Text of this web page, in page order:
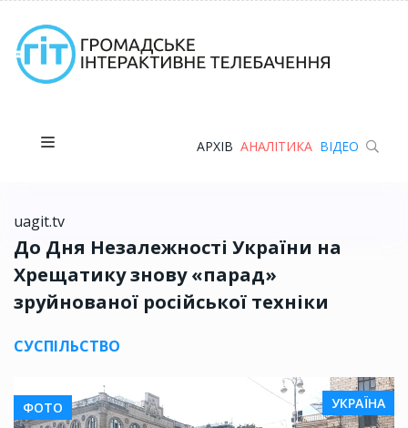
АРХІВ АНАЛІТИКА ВІДЕО
uagit.tv
До Дня Незалежності України на
Хрещатику знову «парад»
зруйнованої російської техніки
СУСПІЛЬСТВО
ФОТО УКРАЇНА